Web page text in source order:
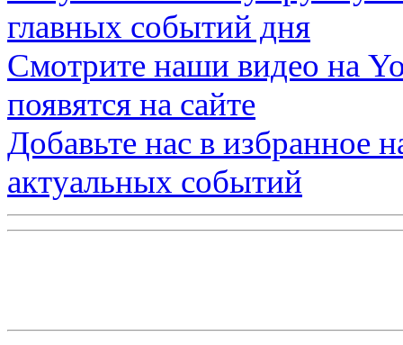
главных событий дня
Смотрите наши видео на
появятся на сайте
Добавьте нас в избранное
актуальных событий